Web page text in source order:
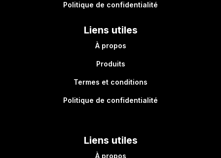
Politique de confidentialité
Liens utiles
À propos
Produits
Termes et conditions
Politique de confidentialité
Liens utiles
À propos